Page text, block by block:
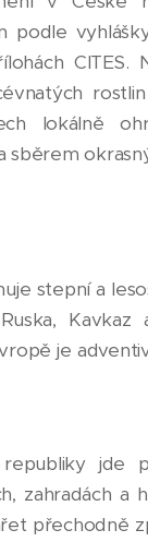
podle
CITES.
lokálně
sběrem
stepní a
je
jde
zahradách a
přechodně